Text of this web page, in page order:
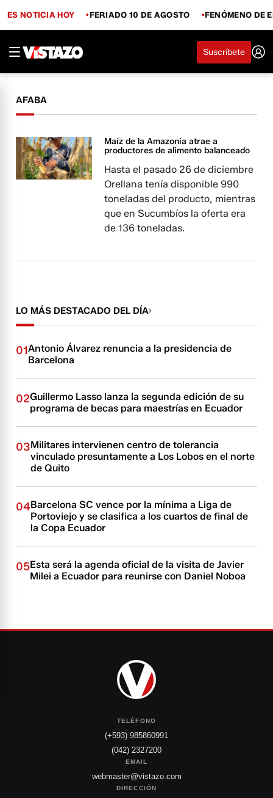
ES NOTICIA HOY FERIADO 10 DE AGOSTO FENÓMENO DE
Suscríbete
AFABA
Maíz de la Amazonía atrae a
productores de alimento balanceado
Hasta el pasado 26 de diciembre
Orellana tenía disponible 990
toneladas del producto, mientras
que en Sucumbíos la oferta era
de 136 toneladas.
LO MÁS DESTACADO DEL DÍA
01Antonio Álvarez renuncia a la presidencia de
Barcelona
02Guillermo Lasso lanza la segunda edición de su
programa de becas para maestrías en Ecuador
03Militares intervienen centro de tolerancia
vinculado presuntamente a Los Lobos en el norte
de Quito
04Barcelona SC vence por la mínima a Liga de
Portoviejo y se clasifica a los cuartos de final de
la Copa Ecuador
05Esta será la agenda oficial de la visita de Javier
Milei a Ecuador para reunirse con Daniel Noboa
TELÉFONO
(+593) 985860991
(042) 2327200
EMAIL
webmaster@vistazo.com
DIRECCIÓN